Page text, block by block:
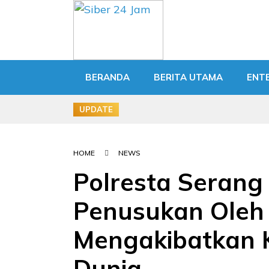
BERANDA BERITA UTAMA
UPDATE
HOME NEWS
Polresta
Penusukan
Mengakibatkan